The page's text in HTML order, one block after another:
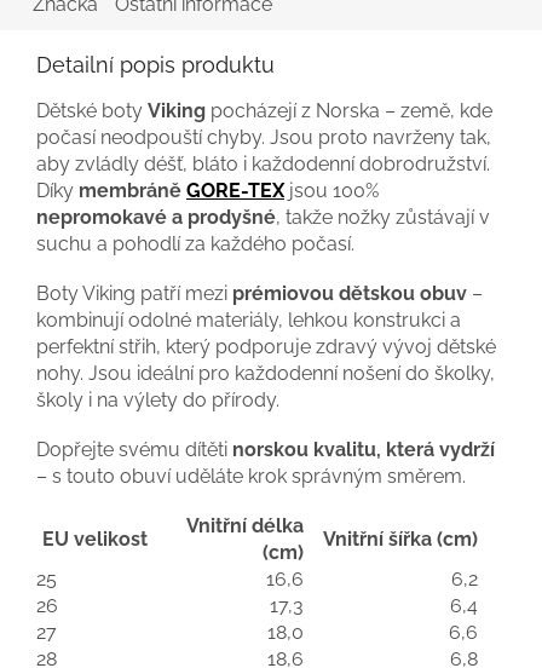
Detailní popis produktu
Dětské boty Viking pocházejí z Norska – země, kde
počasí neodpouští chyby. Jsou proto navrženy tak,
aby zvládly déšť, bláto i každodenní dobrodružství.
Díky membráně GORE-TEXjsou 100%
nepromokavé a prodyšné, takže nožky zůstávají v
suchu a pohodlí za každého počasí.
Boty Viking patří mezi prémiovou dětskou obuv –
kombinují odolné materiály, lehkou konstrukci a
perfektní střih, který podporuje zdravý vývoj dětské
nohy. Jsou ideální pro každodenní nošení do školky,
školy i na výlety do přírody.
Dopřejte svému dítěti norskou kvalitu, která vydrží
– s touto obuví uděláte krok správným směrem.
EU velikost
Vnitřní délka
(cm)
Vnitřní šířka (cm)
25
16,6
6,2
26
17,3
6,4
27
18,0
6,6
28
18,6
6,8